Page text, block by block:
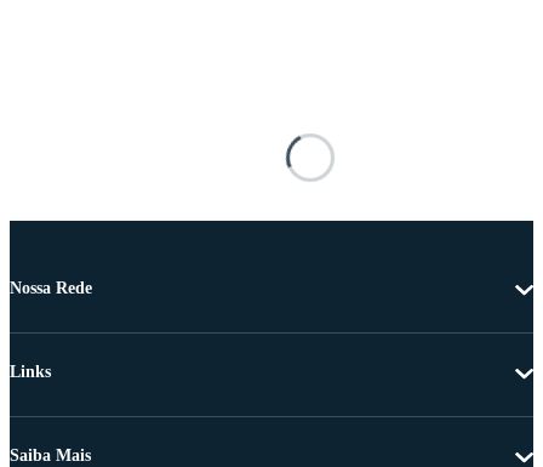
Nossa Rede
Links
Saiba Mais